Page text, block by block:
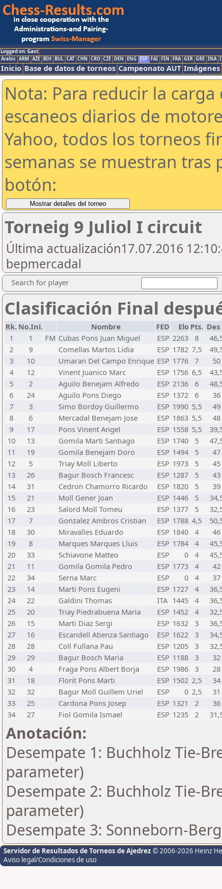
Logged on: Gast
Arabic ARM AZE BIH BUL CAT CHN CRO CZE DEN ENG ESP FAI FIN FRA GER GRE INA
Inicio Base de datos de torneos Campeonato AUT Imágenes
Nota: Para reducir la
escaneos diarios de
Yahoo, todos los torneos
semanas se muestran tras
botón:
Torneig 9 Juliol I circuit
Última actualización17.07.2016
bepmercadal
Search for player
Clasificación Final
Rk. No.Ini. Nombre FED Elo Pts.
1
1 FM Cubas Pons Juan Miguel ESP 2263 8
2
9 Comellas Martos Lidia ESP 1782 7,5
3
10 Umaran Del Campo Enrique ESP 1776 7
50
4
12 Vinent Juanico Marc ESP 1756 6,5
5
2 Aguilo Benejam Alfredo ESP 2136 6
6
24 Aguilo Pons Diego ESP 1372 6
36
7
3 Simo Bordoy Guillermo ESP 1990 5,5
49
8
6 Mercadal Benejam Jose ESP 1863 5,5
48
9
17 Pons Vinent Angel ESP 1558 5,5
10
13 Gomila Marti Santiago ESP 1740 5
11
19 Gomila Benejam Doro ESP 1494 5
47
12
5 Triay Moll Liberto ESP 1973 5
45
13
26 Bagur Bosch Francesc ESP 1287 5
43
14
31 Cedron Chamorro Ricardo ESP 1820 5
39
15
21 Moll Gener Joan ESP 1446 5
16
23 Salord Moll Tomeu ESP 1377 5
17
7 Gonzalez Ambros Cristian ESP 1788 4,5
18
30 Miravalles Eduardo ESP 1840 4
46
19
8 Marques Marques Lluis ESP 1784 4
20
33 Schiavone Matteo ESP 0 4
21
11 Gomila Gomila Pedro ESP 1773 4
42
22
34 Serna Marc ESP 0 4
37
23
14 Marti Pons Eugeni ESP 1727 4
24
22 Galdini Thomas ITA 1445 4
25
20 Triay Piedrabuena Maria ESP 1452 4
26
15 Marti Diaz Sergi ESP 1632 3
27
16 Escandell Atienza Santiago ESP 1622 3
28
28 Coll Fullana Pau ESP 1205 3
29
29 Bagur Bosch Maria ESP 1188 3
32
30
4 Fraga Pons Albert Borja ESP 1986 3
28
31
18 Florit Pons Marti ESP 1502 2,5
34
32
32 Bagur Moll Guillem Uriel ESP 0 2,5
31
33
25 Cardona Pons Josep ESP 1321 2
36
34
27 Fiol Gomila Ismael ESP 1235 2
Anotación:
Desempate 1: Buchholz Tie-
parameter)
Desempate 2: Buchholz Tie-
parameter)
Desempate 3: Sonneborn-
Servidor de Resultados de Torneos de Ajedrez © 2006-2026 Heinz
Aviso legal/Condiciones de uso